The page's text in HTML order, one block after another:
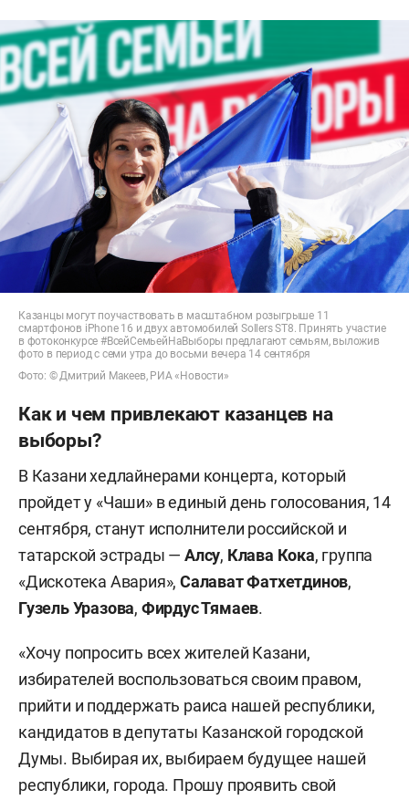
Казанцы могут поучаствовать в масштабном розыгрыше 11
смартфонов iPhone 16 и двух автомобилей Sollers ST8. Принять участие
в фотоконкурсе #ВсейСемьейНаВыборы предлагают семьям, выложив
фото в период с семи утра до восьми вечера 14 сентября
Фото: © Дмитрий Макеев, РИА «Новости»
Как и чем привлекают казанцев на
выборы?
В Казани хедлайнерами концерта, который
пройдет у «Чаши» в единый день голосования, 14
сентября, станут исполнители российской и
татарской эстрады —Алсу, Клава Кока, группа
«Дискотека Авария»,Салават Фатхетдинов,
Гузель Уразова, Фирдус Тямаев.
«Хочу попросить всех жителей Казани,
избирателей воспользоваться своим правом,
прийти и поддержать раиса нашей республики,
кандидатов в депутаты Казанской городской
Думы. Выбирая их, выбираем будущее нашей
республики, города. Прошу проявить свой